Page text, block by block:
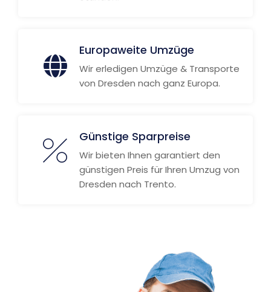
Europaweite Umzüge
Wir erledigen Umzüge & Transporte
von Dresden nach ganz Europa.
Günstige Sparpreise
Wir bieten Ihnen garantiert den
günstigen Preis für Ihren Umzug von
Dresden nach Trento.